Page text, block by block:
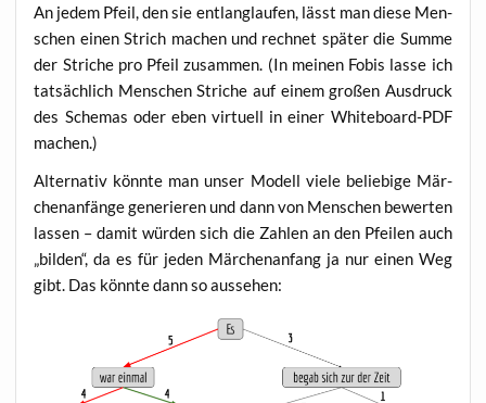
An jedem Pfeil, den sie ent­lang­lau­fen, lässt man die­se Men­
schen einen Strich machen und rech­net spä­ter die Sum­me
der Stri­che pro Pfeil zusam­men. (In mei­nen Fobis las­se ich
tat­säch­lich Men­schen Stri­che auf einem gro­ßen Aus­druck
des Sche­mas oder eben vir­tu­ell in einer White­board-PDF
machen.)
Alter­na­tiv könn­te man unser Modell vie­le belie­bi­ge Mär­
chen­an­fän­ge gene­rie­ren und dann von Men­schen bewer­ten
las­sen – damit wür­den sich die Zah­len an den Pfei­len auch
„bil­den“, da es für jeden Mär­chen­an­fang ja nur einen Weg
gibt. Das könn­te dann so aussehen: